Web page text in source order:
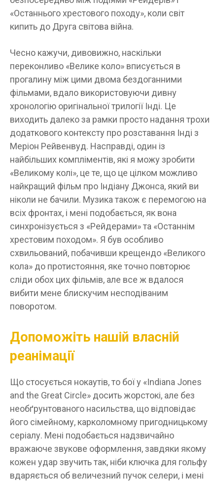
«Останнього хрестового походу», коли світ
кипить до Друга світова війна.
Чесно кажучи, дивовижно, наскільки
переконливо «Велике коло» вписується в
прогалину між цими двома бездоганними
фільмами, вдало використовуючи дивну
хронологію оригінальної трилогії Інді. Це
виходить далеко за рамки просто надання трохи
додаткового контексту про розставання Інді з
Меріон Рейвенвуд. Насправді, один із
найбільших компліментів, які я можу зробити
«Великому колі», це те, що це цілком можливо
найкращий фільм про Індіану Джонса, який ви
ніколи не бачили. Музика також є перемогою на
всіх фронтах, і мені подобається, як вона
синхронізується з «Рейдерами» та «Останнім
хрестовим походом». Я був особливо
схвильований, побачивши крещендо «Великого
кола» до протистояння, яке точно повторює
сліди обох цих фільмів, але все ж вдалося
вибити мене блискучим несподіваним
поворотом.
Допоможіть нашій власній
реанімації
Що стосується нокаутів, то бої у «Indiana Jones
and the Great Circle» досить жорстокі, але без
необґрунтованого насильства, що відповідає
його сімейному, карколомному пригодницькому
серіалу. Мені подобається надзвичайно
вражаюче звукове оформлення, завдяки якому
кожен удар звучить так, ніби ключка для гольфу
вдаряється об величезний пучок селери, і мені